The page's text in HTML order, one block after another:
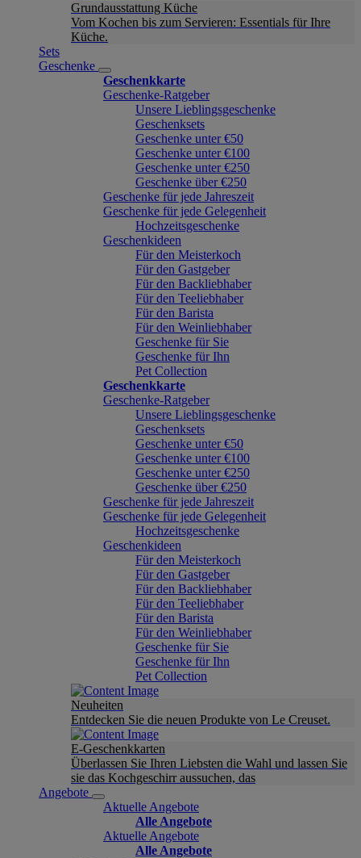
Grundausstattung Küche
Vom Kochen bis zum Servieren: Essentials für Ihre
Küche.
Sets
Geschenke
Geschenkkarte
Geschenke-Ratgeber
Unsere Lieblingsgeschenke
Geschenksets
Geschenke unter €50
Geschenke unter €100
Geschenke unter €250
Geschenke über €250
Geschenke für jede Jahreszeit
Geschenke für jede Gelegenheit
Hochzeitsgeschenke
Geschenkideen
Für den Meisterkoch
Für den Gastgeber
Für den Backliebhaber
Für den Teeliebhaber
Für den Barista
Für den Weinliebhaber
Geschenke für Sie
Geschenke für Ihn
Pet Collection
Geschenkkarte
Geschenke-Ratgeber
Unsere Lieblingsgeschenke
Geschenksets
Geschenke unter €50
Geschenke unter €100
Geschenke unter €250
Geschenke über €250
Geschenke für jede Jahreszeit
Geschenke für jede Gelegenheit
Hochzeitsgeschenke
Geschenkideen
Für den Meisterkoch
Für den Gastgeber
Für den Backliebhaber
Für den Teeliebhaber
Für den Barista
Für den Weinliebhaber
Geschenke für Sie
Geschenke für Ihn
Pet Collection
Neuheiten
Entdecken Sie die neuen Produkte von Le Creuset.
E-Geschenkkarten
Überlassen Sie Ihren Liebsten die Wahl und lassen Sie
sie das Kochgeschirr aussuchen, das
Angebote
Aktuelle Angebote
Alle Angebote
Aktuelle Angebote
Alle Angebote